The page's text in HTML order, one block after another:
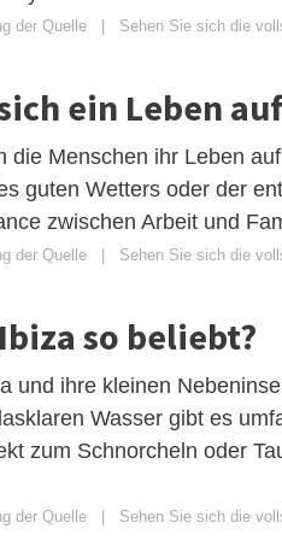
der Quelle | Sehen Sie sich die
ein Leben
die Menschen ihr Leben
guten Wetters oder der
zwischen Arbeit und
der Quelle | Sehen Sie sich die
so beliebt?
und ihre kleinen
Wasser gibt es
zum Schnorcheln oder
der Quelle | Sehen Sie sich die